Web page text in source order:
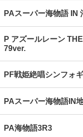
PAスーパー海物語 IN
P アズールレーン
79ver.
PF戦姫絶唱シンフォ
PAスーパー海物語IN
PA海物語3R3